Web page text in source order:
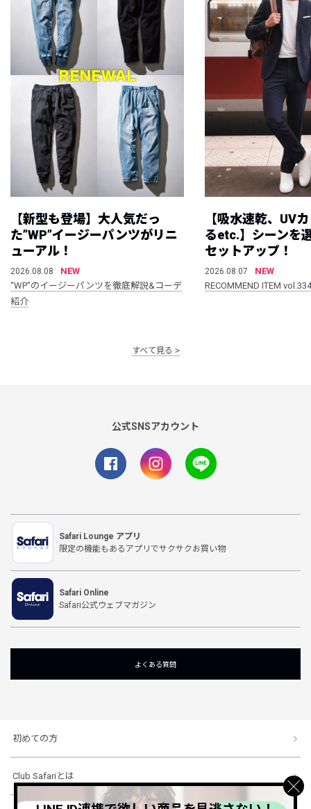
【新型も登場】大人気だっ
た”WP”イージーパンツがリニ
ューアル！
2026.08.08
NEW
“WP”のイージーパンツを徹底解説&コーデ
紹介
【吸水速乾、UV
るetc.】シーンを
セットアップ！
2026.08.07
NEW
RECOMMEND ITEM vol.334
すべて見る
公式SNSアカウント
Safari Lounge アプリ
限定の機能もあるアプリでサクサクお買い物
Safari Online
Safari公式ウェブマガジン
よくある質問
初めての方
Club Safariとは